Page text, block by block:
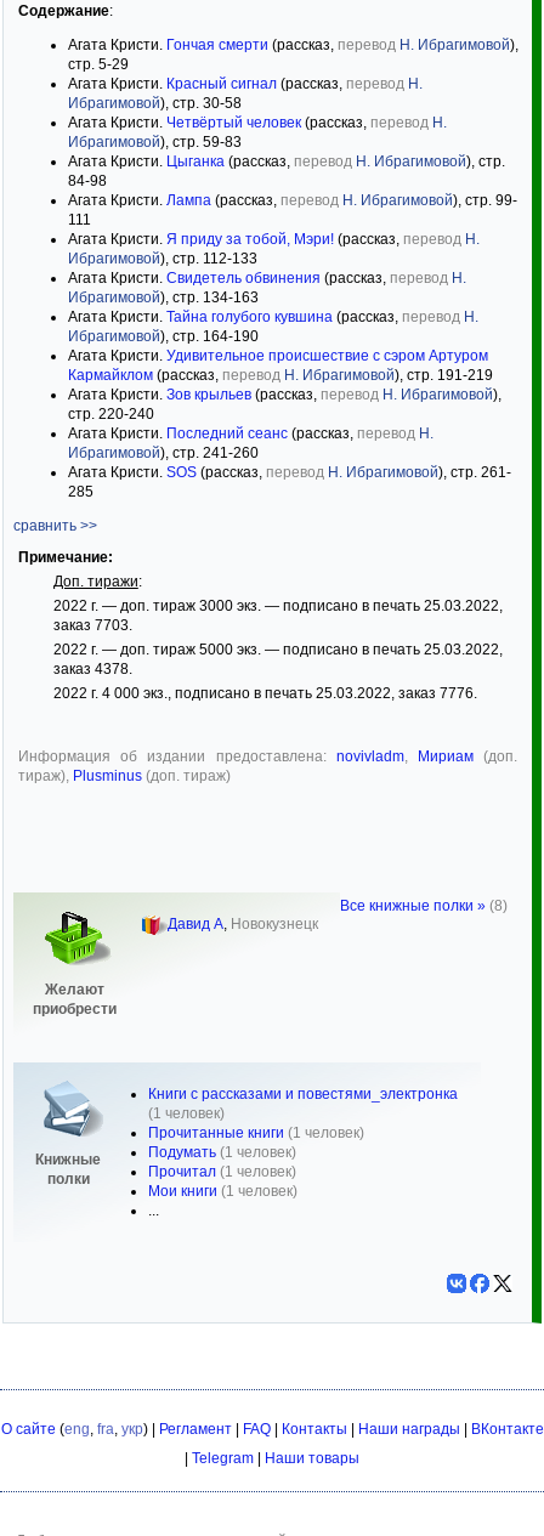
Содержание:
Агата Кристи. Гончая смерти (рассказ, перевод Н. Ибрагимовой),
стр. 5-29
Агата Кристи. Красный сигнал (рассказ, перевод Н.
Ибрагимовой), стр. 30-58
Агата Кристи. Четвёртый человек (рассказ, перевод Н.
Ибрагимовой), стр. 59-83
Агата Кристи. Цыганка (рассказ, перевод Н. Ибрагимовой), стр.
84-98
Агата Кристи. Лампа (рассказ, перевод Н. Ибрагимовой), стр. 99-
111
Агата Кристи. Я приду за тобой, Мэри! (рассказ, перевод Н.
Ибрагимовой), стр. 112-133
Агата Кристи. Свидетель обвинения (рассказ, перевод Н.
Ибрагимовой), стр. 134-163
Агата Кристи. Тайна голубого кувшина (рассказ, перевод Н.
Ибрагимовой), стр. 164-190
Агата Кристи. Удивительное происшествие с сэром Артуром
Кармайклом (рассказ, перевод Н. Ибрагимовой), стр. 191-219
Агата Кристи. Зов крыльев (рассказ, перевод Н. Ибрагимовой),
стр. 220-240
Агата Кристи. Последний сеанс (рассказ, перевод Н.
Ибрагимовой), стр. 241-260
Агата Кристи. SOS (рассказ, перевод Н. Ибрагимовой), стр. 261-
285
сравнить >>
Примечание:
Доп. тиражи:
2022 г. — доп. тираж 3000 экз. — подписано в печать 25.03.2022,
заказ 7703.
2022 г. — доп. тираж 5000 экз. — подписано в печать 25.03.2022,
заказ 4378.
2022 г. 4 000 экз., подписано в печать 25.03.2022, заказ 7776.
Информация об издании предоставлена: novivladm, Мириам(доп.
тираж), Plusminus (доп. тираж)
Желают
приобрести
Давид А, Новокузнецк
Книжные
полки
Книги с рассказами и повестями_электронка
(1 человек)
Прочитанные книги (1 человек)
Подумать (1 человек)
Прочитал (1 человек)
Мои книги (1 человек)
...
Все книжные полки » (8)
О сайте (eng, fra, укр) | Регламент| FAQ| Контакты Наши награды
ВКонтакте
Telegram Наши товары